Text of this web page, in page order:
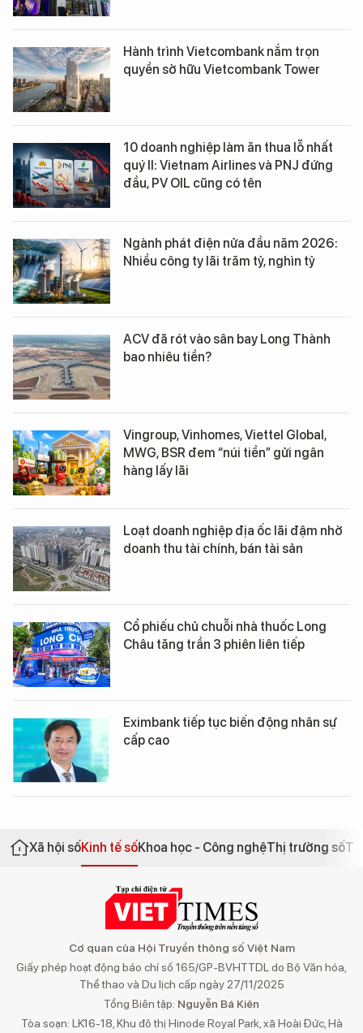
Hành trình Vietcombank nắm trọn
quyền sở hữu Vietcombank Tower
10 doanh nghiệp làm ăn thua lỗ nhất
quý II: Vietnam Airlines và PNJ đứng
đầu, PV OIL cũng có tên
Ngành phát điện nửa đầu năm 2026:
Nhiều công ty lãi trăm tỷ, nghìn tỷ
ACV đã rót vào sân bay Long Thành
bao nhiêu tiền?
Vingroup, Vinhomes, Viettel Global,
MWG, BSR đem “núi tiền” gửi ngân
hàng lấy lãi
Loạt doanh nghiệp địa ốc lãi đậm nhờ
doanh thu tài chính, bán tài sản
Cổ phiếu chủ chuỗi nhà thuốc Long
Châu tăng trần 3 phiên liên tiếp
Eximbank tiếp tục biến động nhân sự
cấp cao
Xã hội sốKinh tế sốKhoa học - Công nghệThị trường số
Cơ quan của Hội Truyền thông số Việt Nam
Giấy phép hoạt động báo chí số 165/GP-BVHTTDL do Bộ Văn hóa,
Thể thao và Du lịch cấp ngày 27/11/2025
Tổng Biên tập: Nguyễn Bá Kiên
Tòa soạn: LK16-18, Khu đô thị Hinode Royal Park, xã Hoài Đức, Hà